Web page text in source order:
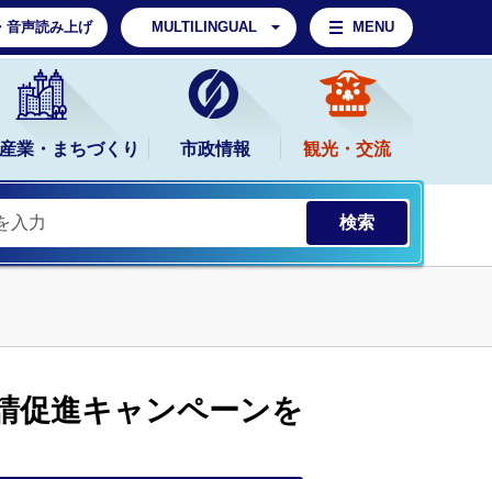
音声読み上げ MULTILINGUAL MENU
業・まちづくり 市政情報 観光・交流
促進キャンペーンを